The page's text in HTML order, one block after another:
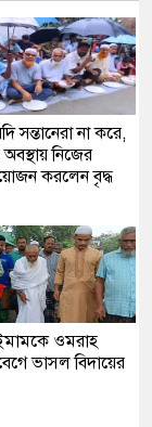
সন্তানেরা না করে,
নিজের
করলেন বৃদ্ধ
ওমরাহ
ভাসল বিদায়ের